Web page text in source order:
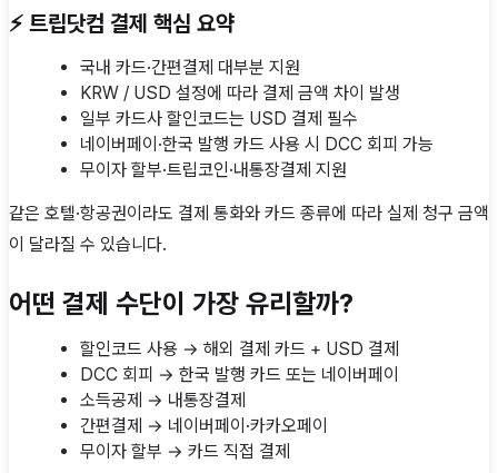
⚡ 트립닷컴 결제 핵심 요약
국내 카드·간편결제 대부분 지원
KRW / USD 설정에 따라 결제 금액 차이 발생
일부 카드사 할인코드는 USD 결제 필수
네이버페이·한국 발행 카드 사용 시 DCC 회피 가능
무이자 할부·트립코인·내통장결제 지원
같은 호텔·항공권이라도 결제 통화와 카드 종류에 따라 실제 청구 금액
이 달라질 수 있습니다.
어떤 결제 수단이 가장 유리할까?
할인코드 사용 → 해외 결제 카드 + USD 결제
DCC 회피 → 한국 발행 카드 또는 네이버페이
소득공제 → 내통장결제
간편결제 → 네이버페이·카카오페이
무이자 할부 → 카드 직접 결제